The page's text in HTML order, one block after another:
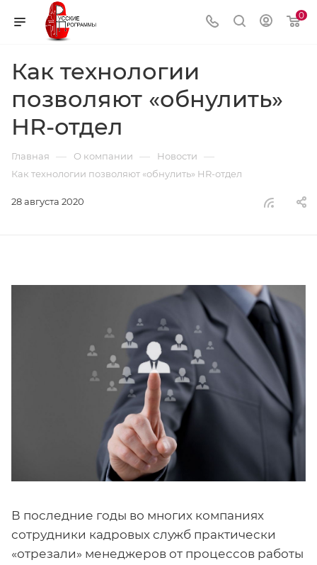
0
Как технологии
позволяют «обнулить»
HR-отдел
Главная — О компании — Новости —
Как технологии позволяют «обнулить» HR-отдел
28 августа 2020
В последние годы во многих компаниях
сотрудники кадровых служб практически
«отрезали» менеджеров от процессов работы